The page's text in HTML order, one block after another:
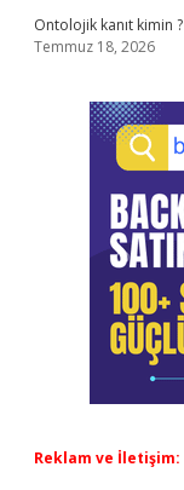
Ontolojik kanıt kimin ?
Temmuz 18, 2026
Reklam ve İletişim: